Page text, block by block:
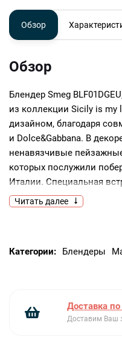
Обзор
Обзор
Блендер Smeg
из коллекции Sicily is my
дизайном, благодаря
и Dolce&Gabbana. В
ненавязчивые
которых послужили
Италии. Специальная
измельчить лед до
для приготовления пюре
безопасность
Читать далее
Категории: Блендеры
Доставка
Доставим Ваш